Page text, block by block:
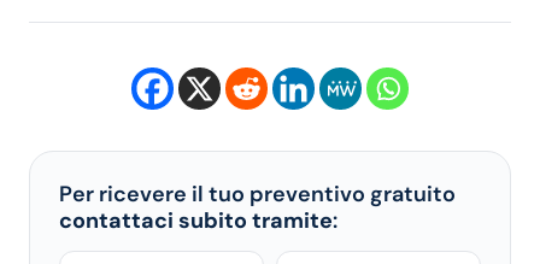
Per ricevere il tuo preventivo gratuito
contattaci subito tramite: